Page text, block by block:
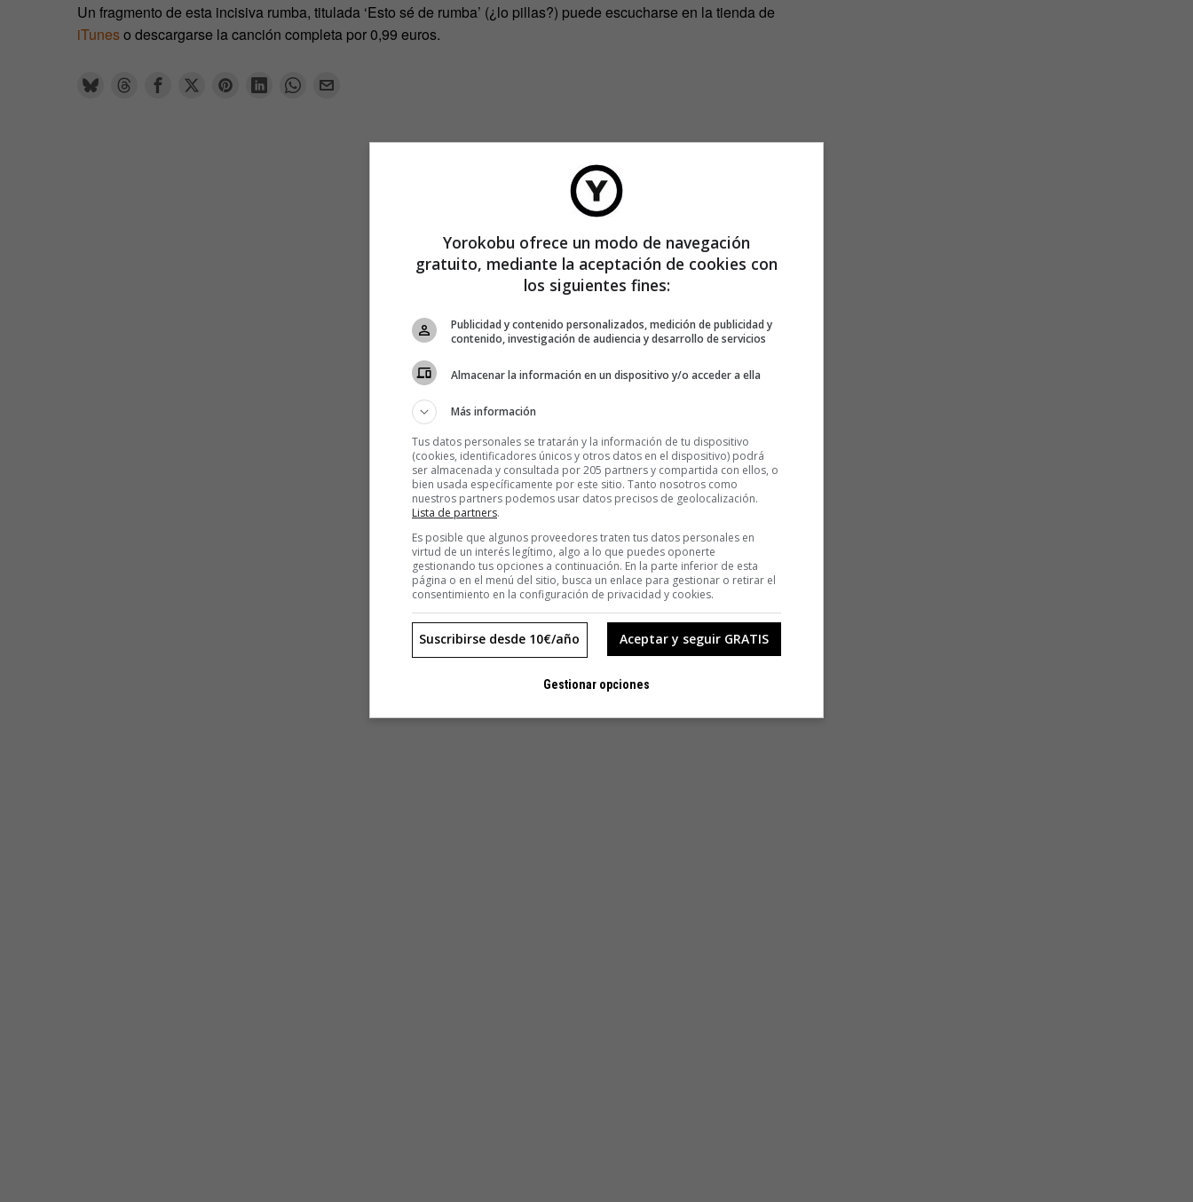
Un fragmento de esta incisiva rumba, titulada ‘Esto sé de rumba’ (¿lo pillas?) puede escucharse en la tienda de
iTuneso descargarse la canción completa por 0,99 euros.
Yorokobu ofrece un modo de navegación
gratuito, mediante la aceptación de cookies con
los siguientes fines:
Publicidad y contenido personalizados, medición de publicidad y
contenido, investigación de audiencia y desarrollo de servicios
Almacenar la información en un dispositivo y/o acceder a ella
Más información
Tus datos personales se tratarán y la información de tu dispositivo
(cookies, identificadores únicos y otros datos en el dispositivo) podrá
ser almacenada y consultada por 205 partners y compartida con ellos, o
bien usada específicamente por este sitio. Tanto nosotros como
nuestros partners podemos usar datos precisos de geolocalización.
Lista de partners.
Es posible que algunos proveedores traten tus datos personales en
virtud de un interés legítimo, algo a lo que puedes oponerte
gestionando tus opciones a continuación. En la parte inferior de esta
página o en el menú del sitio, busca un enlace para gestionar o retirar el
consentimiento en la configuración de privacidad y cookies.
Aceptar y seguir GRATIS
Suscribirse desde 10€/año
Gestionar opciones